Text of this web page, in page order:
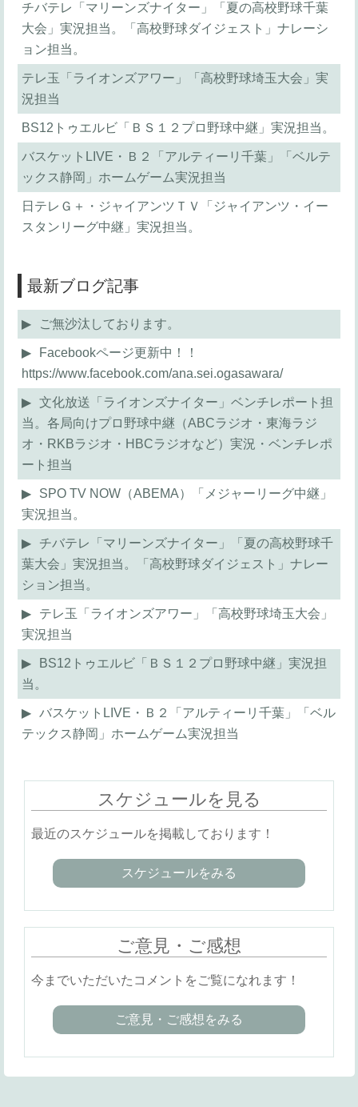
チバテレ「マリーンズナイター」「夏の高校野球千葉
大会」実況担当。「高校野球ダイジェスト」ナレーシ
ョン担当。
テレ玉「ライオンズアワー」「高校野球埼玉大会」実
況担当
BS12トゥエルビ「ＢＳ１２プロ野球中継」実況担当。
バスケットLIVE・Ｂ２「アルティーリ千葉」「ベルテ
ックス静岡」ホームゲーム実況担当
日テレＧ＋・ジャイアンツＴＶ「ジャイアンツ・イー
スタンリーグ中継」実況担当。
最新ブログ記事
ご無沙汰しております。
Facebookページ更新中！！
https://www.facebook.com/ana.sei.ogasawara/
文化放送「ライオンズナイター」ベンチレポート担
当。各局向けプロ野球中継（ABCラジオ・東海ラジ
オ・RKBラジオ・HBCラジオなど）実況・ベンチレポ
ート担当
SPO TV NOW（ABEMA）「メジャーリーグ中継」
実況担当。
チバテレ「マリーンズナイター」「夏の高校野球千
葉大会」実況担当。「高校野球ダイジェスト」ナレー
ション担当。
テレ玉「ライオンズアワー」「高校野球埼玉大会」
実況担当
BS12トゥエルビ「ＢＳ１２プロ野球中継」実況担
当。
バスケットLIVE・Ｂ２「アルティーリ千葉」「ベル
テックス静岡」ホームゲーム実況担当
スケジュールを見る
最近のスケジュールを掲載しております！
スケジュールをみる
ご意見・ご感想
今までいただいたコメントをご覧になれます！
ご意見・ご感想をみる